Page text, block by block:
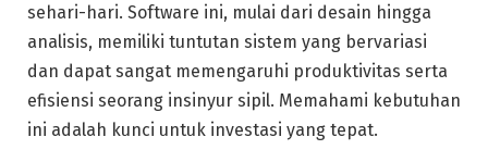
sehari-hari. Software ini, mulai dari desain hingga
analisis, memiliki tuntutan sistem yang bervariasi
dan dapat sangat memengaruhi produktivitas serta
efisiensi seorang insinyur sipil. Memahami kebutuhan
ini adalah kunci untuk investasi yang tepat.